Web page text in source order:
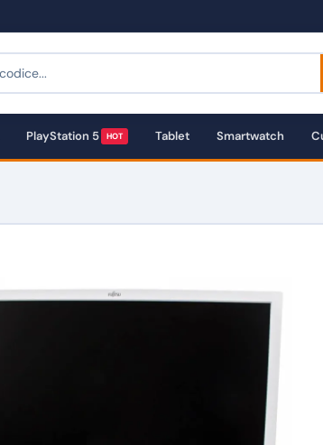
PlayStation 5 HOT Tablet Smartwatch